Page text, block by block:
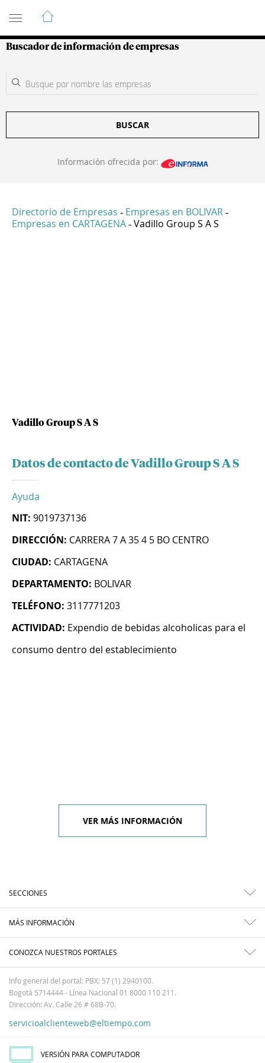
Guía de Empresas Colombianas
Buscador de información de empresas
BUSCAR
Información ofrecida por:
Directorio de Empresas - Empresas en BOLIVAR -
Empresas en CARTAGENA - Vadillo Group S A S
Vadillo Group S A S
Datos de contacto de Vadillo Group S A S
Ayuda
NIT: 9019737136
DIRECCIÓN: CARRERA 7 A 35 4 5 BO CENTRO
CIUDAD: CARTAGENA
DEPARTAMENTO: BOLIVAR
TELÉFONO: 3117771203
ACTIVIDAD: Expendio de bebidas alcoholicas para el
consumo dentro del establecimiento
VER MÁS INFORMACIÓN
SECCIONES
MÁS INFORMACIÓN
CONOZCA NUESTROS PORTALES
Info general del portal: PBX: 57 (1) 2940100.
Bogotá 5714444 - Línea Nacional 01 8000 110 211.
Dirección: Av. Calle 26 # 68B-70.
servicioalclienteweb@eltiempo.com
VERSIÓN PARA COMPUTADOR